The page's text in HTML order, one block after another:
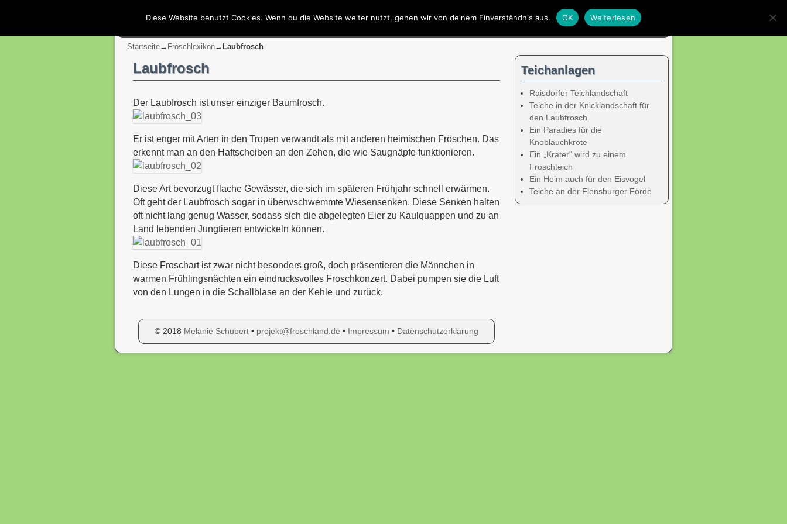
Startseite→ Froschlexikon→ Laubfrosch
Laubfrosch
Der Laubfrosch ist unser einziger Baumfrosch.
Er ist enger mit Arten in den Tropen verwandt als mit anderen heimischen Fröschen. Das
erkennt man an den Haftscheiben an den Zehen, die wie Saugnäpfe funktionieren.
Diese Art bevorzugt flache Gewässer, die sich im späteren Frühjahr schnell erwärmen.
Oft geht der Laubfrosch sogar in überwschwemmte Wiesensenken. Diese Senken halten
oft nicht lang genug Wasser, sodass sich die abgelegten Eier zu Kaulquappen und zu an
Land lebenden Jungtieren entwickeln können.
Diese Froschart ist zwar nicht besonders groß, doch präsentieren die Männchen in
warmen Frühlingsnächten ein eindrucksvolles Froschkonzert. Dabei pumpen sie die Luft
von den Lungen in die Schallblase an der Kehle und zurück.
© 2018 Melanie Schubert• projekt@froschland.de • Impressum • Datenschutzerklärung
Teichanlagen
Raisdorfer Teichlandschaft
Teiche in der Knicklandschaft für
den Laubfrosch
Ein Paradies für die
Knoblauchkröte
Ein „Krater“ wird zu einem
Froschteich
Ein Heim auch für den Eisvogel
Teiche an der Flensburger Förde
Diese Website benutzt Cookies. Wenn du die Website weiter nutzt, gehen wir von deinem Einverständnis aus. OK Weiterlesen